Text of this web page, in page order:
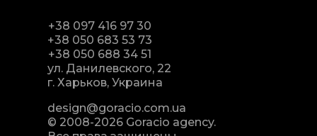
© 2008-2026 Goracio agency.
+38 097 416 97 30
+38 050 683 53 73
+38 050 688 34 51
ул. Данилевского, 22
г. Харьков, Украина
design@goracio.com.ua